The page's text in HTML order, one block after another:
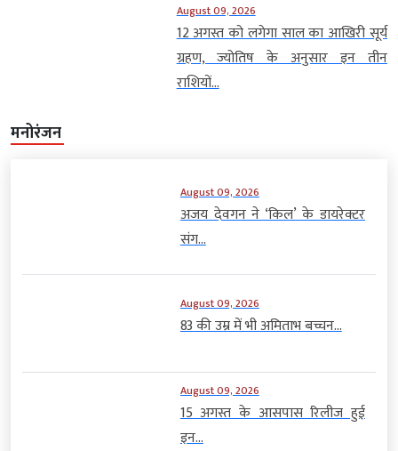
August 09, 2026
12 अगस्त को लगेगा साल का आखिरी सूर्य
ग्रहण, ज्योतिष के अनुसार इन तीन
राशियों...
मनोरंजन
August 09, 2026
अजय देवगन ने ‘किल’ के डायरेक्टर
संग...
August 09, 2026
83 की उम्र में भी अमिताभ बच्चन...
August 09, 2026
15 अगस्त के आसपास रिलीज हुई
इन...